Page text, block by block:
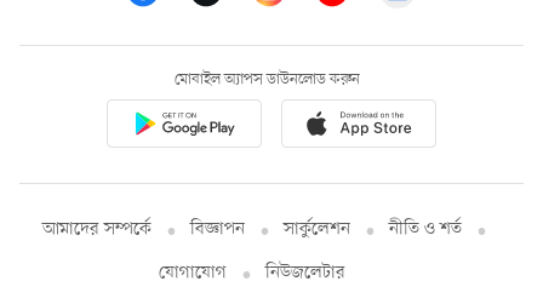
মোবাইল অ্যাপস ডাউনলোড করুন
আমাদের সম্পর্কে বিজ্ঞাপন সার্কুলেশন
নীতি ও শর্ত
যোগাযোগ
নিউজলেটার